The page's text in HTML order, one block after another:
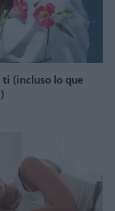
(incluso lo que